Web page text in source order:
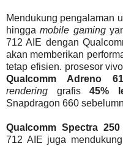
Mendukung pengalaman
hinggamobile gaming
712 AIE dengan
akan memberikan
tetap efisien. prosesor
Qualcomm Adreno
rendering grafis 45%
Snapdragon 660
Qualcomm Spectra 250
712 AIE juga